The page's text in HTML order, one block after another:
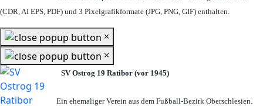
(CDR, AI EPS, PDF) und 3 Pixelgrafikformate (JPG, PNG, GIF) enthalten.
×
×
SV Ostrog 19 Ratibor (vor 1945)
Ein ehemaliger Verein aus dem Fußball-Bezirk Oberschlesien.